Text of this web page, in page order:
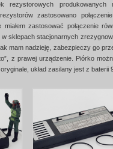
rezystorowych produkowanych
zastosowano
miałem zastosować połączenie
sklepach stacjonarnych
mam nadzieję, zabezpieczy go
z prawej urządzenie. Piórko
układ zasilany jest z baterii